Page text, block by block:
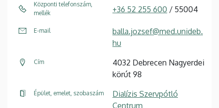
Központi telefonszám,
mellék
+36 52 255 600 / 55004
E-mail
balla.jozsef@med.unideb.
hu
Cím
4032 Debrecen Nagyerdei
körút 98
Épület, emelet, szobaszám
Dialízis Szervpótló
Centrum